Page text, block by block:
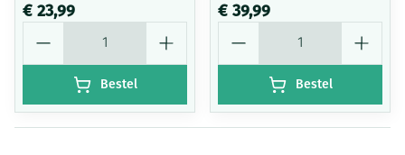
€ 23,99
Bestel
€ 39,99
Bestel